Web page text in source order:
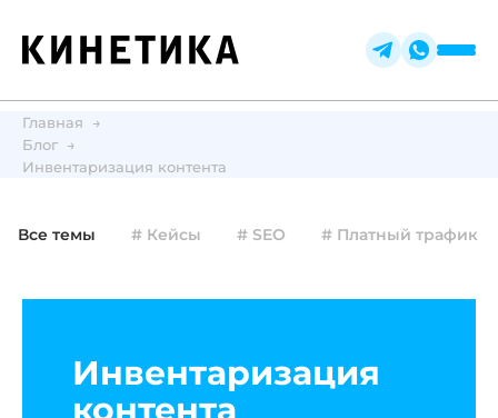
Главная
Блог
Инвентаризация контента
Все темы # Кейсы # SEO # Платный трафик
Инвентаризация
контента